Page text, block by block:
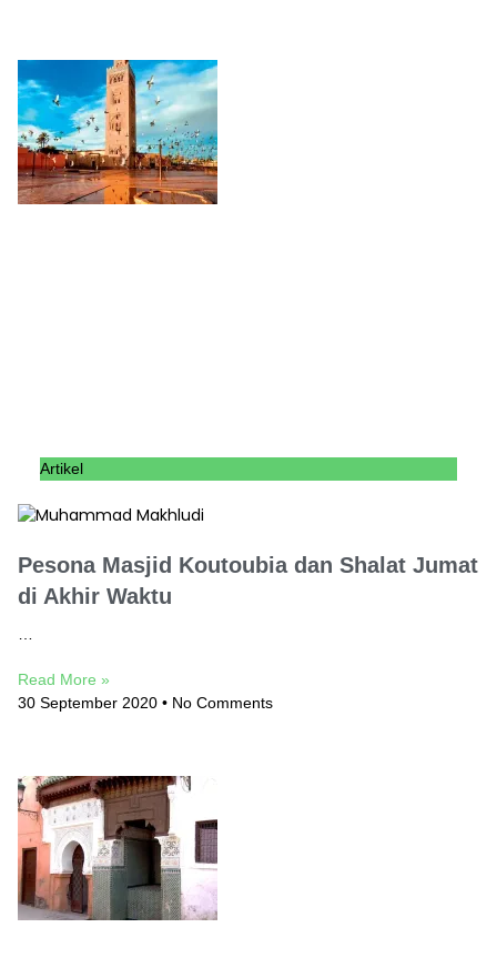
Artikel
Pesona Masjid Koutoubia dan Shalat Jumat
di Akhir Waktu
Read More »
30 September 2020
No Comments